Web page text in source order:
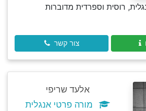
רוסית וספרדית מדוברות
צור קשר
אלעד שריפי
מורה פרטי אנגלית